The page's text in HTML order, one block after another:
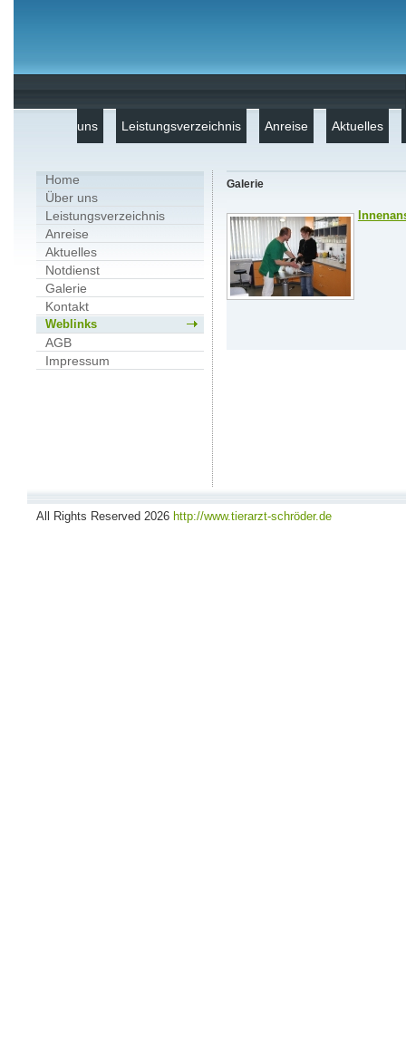
uns Leistungsverzeichnis Anreise Aktuelles
Home
Über uns
Leistungsverzeichnis
Anreise
Aktuelles
Notdienst
Galerie
Kontakt
Weblinks
AGB
Impressum
Galerie
All Rights Reserved 2026 http://www.tierarzt-schröder.de